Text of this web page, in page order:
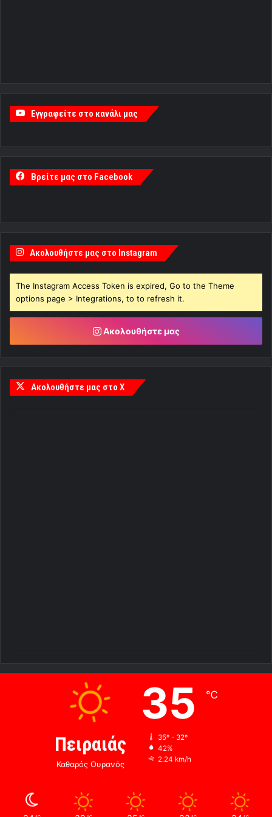
Εγγραφείτε στο κανάλι μας
Βρείτε μας στο Facebook
Ακολουθήστε μας στο Instagram
The Instagram Access Token is expired, Go to the Theme
options page > Integrations, to to refresh it.
Ακολουθήστε μας
Ακολουθήστε μας στο X
Πειραιάς
Καθαρός Ουρανός
35 ℃
35º - 32º
42%
2.24 km/h